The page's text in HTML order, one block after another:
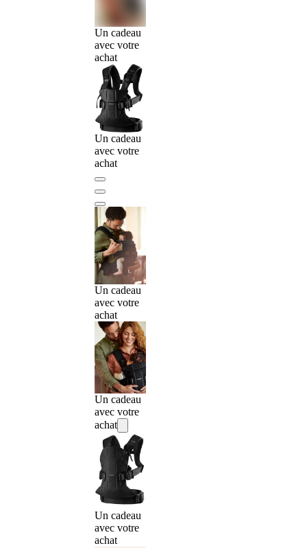
Un cadeau
avec votre
achat
Un cadeau
avec votre
achat
Un cadeau
avec votre
achat
Un cadeau
avec votre
achat
Un cadeau
avec votre
achat